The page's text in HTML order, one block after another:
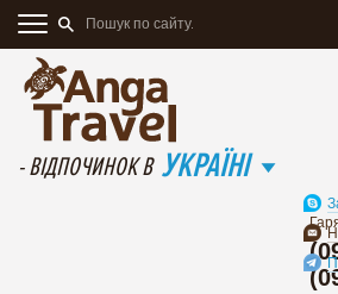
- ВІДПОЧИНОК В УКРАЇНІ